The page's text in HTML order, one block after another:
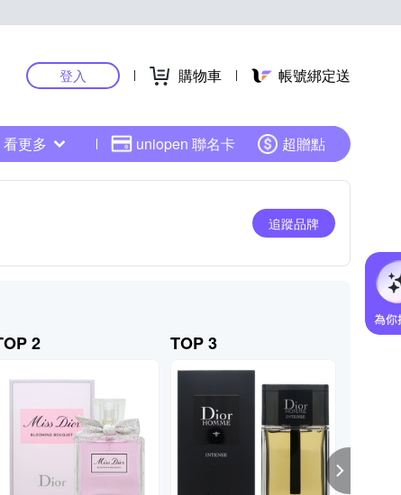
登入 購物車 帳號綁定送
看更多 uniopen 聯名卡 超贈點
追蹤品牌
2 TOP 3